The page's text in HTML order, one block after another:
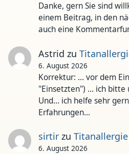
Danke, gern Sie sind
einem Beitrag, in den
auch eine
Astrid zu
6. August 2026
Korrektur: ... vor dem
"Einsetzten") ... ich bitte
Und... ich helfe sehr
Erfahrungen…
sirtirzu Titanallergie
6. August 2026